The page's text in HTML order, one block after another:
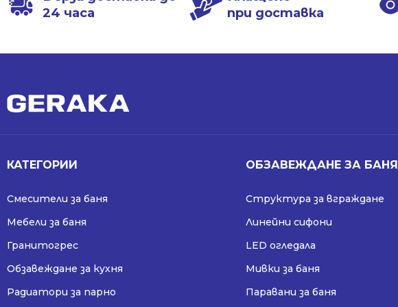
24 часа
при доставка
КАТЕГОРИИ
Смесители за баня
Мебели за баня
Гранитогрес
Обзавеждане за кухня
Радиатори за парно
ОБЗАВЕЖДАНЕ ЗА БАНЯ
Структура за вграждане
Линейни сифони
LED огледала
Мивки за баня
Паравани за баня